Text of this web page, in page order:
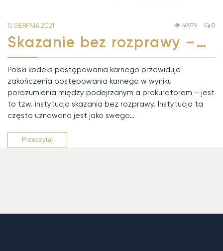
15 SIERPNIA 2021 0
48979
Skazanie bez rozprawy –…
Polski kodeks postępowania karnego przewiduje
zakończenia postępowania karnego w wyniku
porozumienia między podejrzanym a prokuratorem – jest
to tzw. instytucja skazania bez rozprawy. Instytucja ta
często uznawana jest jako swego…
Przeczytaj